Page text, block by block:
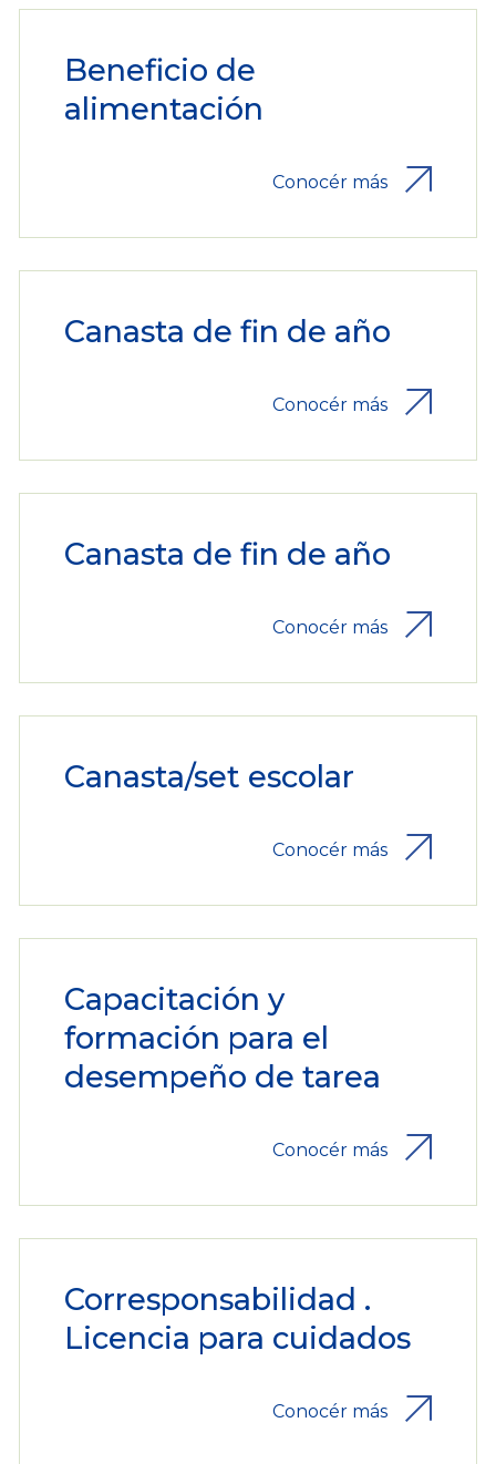
Beneficio de
alimentación
Conocér más
Canasta de fin de año
Conocér más
Canasta de fin de año
Conocér más
Canasta/set escolar
Conocér más
Capacitación y
formación para el
desempeño de tarea
Conocér más
Corresponsabilidad .
Licencia para cuidados
Conocér más